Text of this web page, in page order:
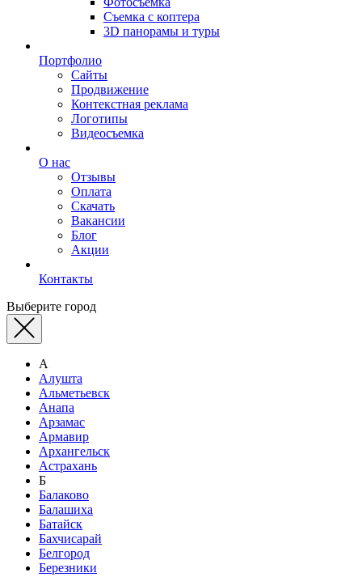
Съемка с коптера
3D панорамы и туры
Портфолио
Сайты
Продвижение
Контекстная реклама
Логотипы
Видеосъемка
О нас
Отзывы
Оплата
Скачать
Вакансии
Блог
Акции
Контакты
Выберите город
А
Алушта
Альметьевск
Анапа
Арзамас
Армавир
Архангельск
Астрахань
Б
Балаково
Балашиха
Батайск
Бахчисарай
Белгород
Березники